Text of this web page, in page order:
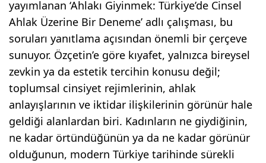
yayımlanan ‘Ahlakı Giyinmek: Türkiye’de Cinsel
Ahlak Üzerine Bir Deneme’ adlı çalışması, bu
soruları yanıtlama açısından önemli bir çerçeve
sunuyor. Özçetin’e göre kıyafet, yalnızca bireysel
zevkin ya da estetik tercihin konusu değil;
toplumsal cinsiyet rejimlerinin, ahlak
anlayışlarının ve iktidar ilişkilerinin görünür hale
geldiği alanlardan biri. Kadınların ne giydiğinin,
ne kadar örtündüğünün ya da ne kadar görünür
olduğunun, modern Türkiye tarihinde sürekli